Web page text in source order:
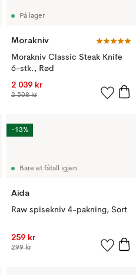
På lager
Morakniv
Morakniv Classic Steak Knife
6-stk., Rød
2 039 kr
2 508 kr
Bare et fåtall igjen
Aida
Raw spisekniv 4-pakning, Sort
259 kr
299 kr
-13%